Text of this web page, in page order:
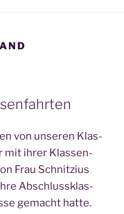
von unse­ren Klas­
mit ihrer Klas­sen­
Frau Schnit­zi­us
Abschluss­klas­
gemacht hat­te.